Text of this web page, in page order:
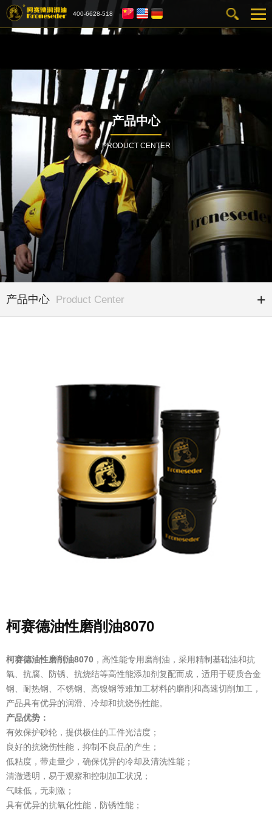
400-6628-518
产品中心
PRODUCT CENTER
产品中心 Product Center
柯赛德油性磨削油8070
柯赛德油性磨削油8070 ，高性能专用磨削油，采用精制基础油和抗
氧、抗腐、防锈、抗烧结等高性能添加剂复配而成，适用于硬质合金
钢、耐热钢、不锈钢、高镍钢等难加工材料的磨削和高速切削加工，
产品具有优异的润滑、冷却和抗烧伤性能。
产品优势：
有效保护砂轮，提供极佳的工件光洁度；
良好的抗烧伤性能，抑制不良品的产生；
低粘度，带走量少，确保优异的冷却及清洗性能；
清澈透明，易于观察和控制加工状况；
气味低，无刺激；
具有优异的抗氧化性能，防锈性能；